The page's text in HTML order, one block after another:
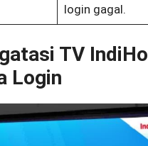
login gagal.
TV
Login